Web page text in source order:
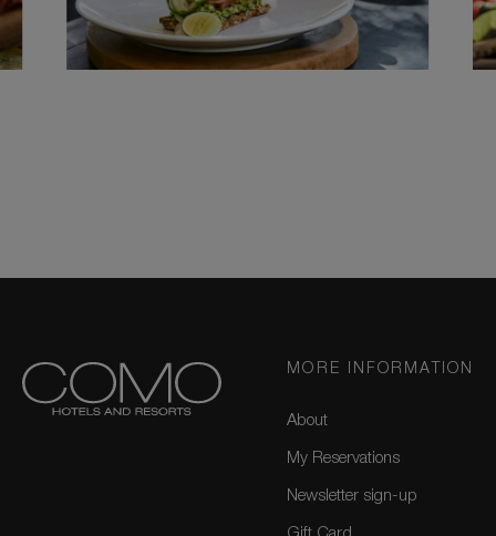
MORE INFORMATION
About
My Reservations
Newsletter sign-up